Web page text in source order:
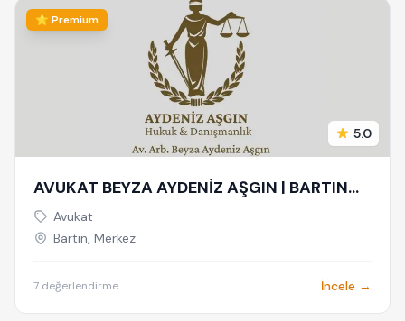
⭐ Premium
5.0
AVUKAT BEYZA AYDENİZ AŞGIN | BARTIN
AVUKAT | HUKUK VE ARABULUCULUK
BÜROSU - AİLE, CEZA, İŞ HUKUKU,
Avukat
Bartın, Merkez
7 değerlendirme İncele →